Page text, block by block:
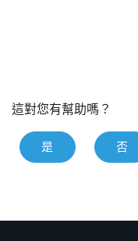
這對您有幫助嗎？
是 否